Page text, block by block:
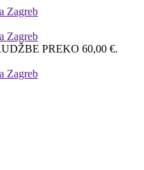
PREKO 60,00 €.